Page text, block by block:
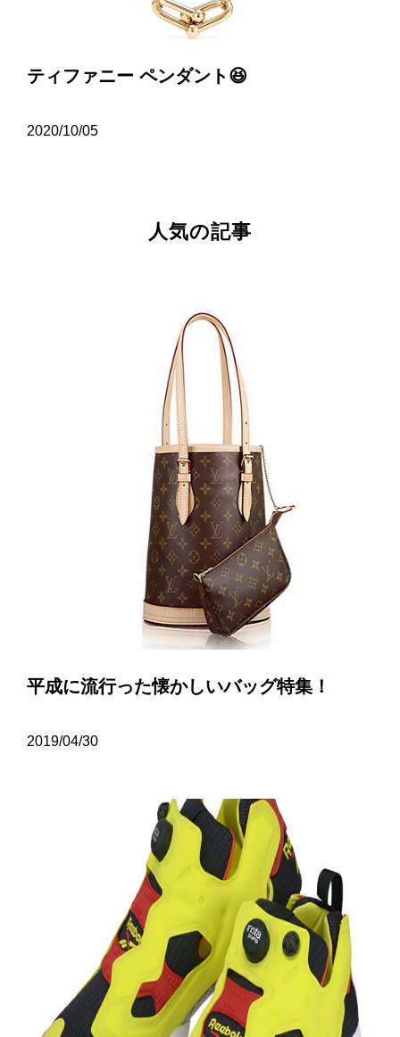
ティファニー ペンダント😆
2020/10/05
人気の記事
平成に流行った懐かしいバッグ特集！
2019/04/30